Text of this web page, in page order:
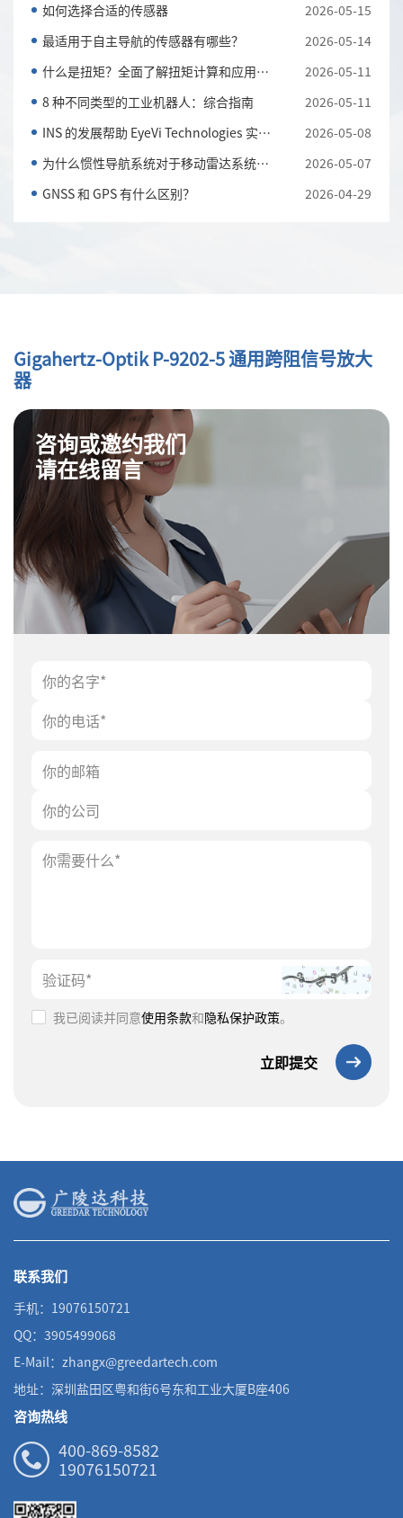
如何选择合适的传感器
2026-05-15
最适用于自主导航的传感器有哪些？
2026-05-14
什么是扭矩？全面了解扭矩计算和应用知识
2026-05-11
8 种不同类型的工业机器人：综合指南
2026-05-11
INS 的发展帮助 EyeVi Technologies 实现可扩展的道路...
2026-05-08
为什么惯性导航系统对于移动雷达系统至关重要
2026-05-07
GNSS 和 GPS 有什么区别？
2026-04-29
Gigahertz-Optik P-9202-5 通用跨阻信号放大
器
咨询或邀约我们
请在线留言
我已阅读并同意使用条款和隐私保护政策。
立即提交
联系我们
手机：19076150721
QQ：3905499068
E-Mail：zhangx@greedartech.com
地址：深圳盐田区粤和街6号东和工业大厦B座406
咨询热线
400-869-8582
19076150721